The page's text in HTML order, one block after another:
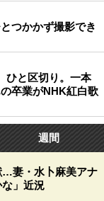
つかかず撮影でき
ひと区切り。一本
卒業がNHK紅白歌
週間
…妻・水卜麻美アナ
」近況